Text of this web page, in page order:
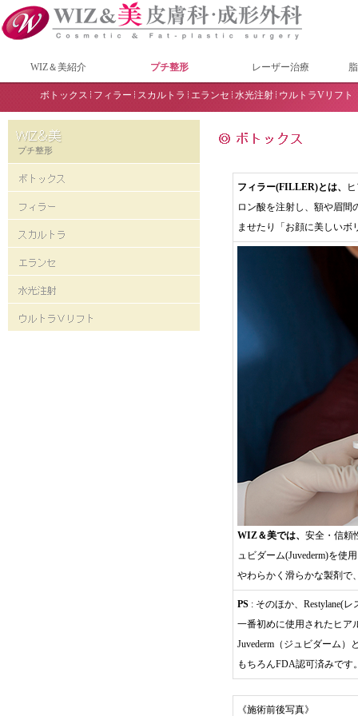
WIZ＆美紹介 プチ整形 レーザー治療
ボトックス フィラー スカルトラ エランセ 水光注射 ウルトラVリフト
プチ整形
フィラー(FILLER)とは、
ロン酸を注射し、額や眉間
ませたり「お顔に美しいボ
WIZ＆美では、 安全・信頼
ュビダーム(Juvederm)を使
やわらかく滑らかな製剤で
PS : そのほか、Restylane(
一番初めに使用されたヒア
Juvederm（ジュビダーム
もちろんFDA認可済みです
《施術前後写真》